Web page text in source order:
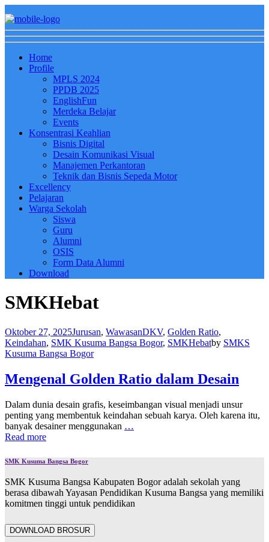
Home
Profile
MPLS 2024
PPDB 2025
EnglishFun
Merdeka Belajar
Events
Konsentrasi Keahlian
Bisnis Digital
Desain Komunikasi Visual
Manajemen Perkantoran
Teknik dan Bisnis Sepeda Motor
Excellency
Pelajaran
Warga Sekolah
Siswa
Guru
Alumni
OSIS
Form Data Alumni
Download
SMKHebat
Oktober 27, 2025Jurusan, WawasanDKV, Golden Ratio,
Keindahan, SMK Kusuma Bangsa Bogor, SMKHebatby SMKS
Kusuma Bangsa Bogor
Mengenal Golden Ratio dalam Desain
Dalam dunia desain grafis, keseimbangan visual menjadi unsur
penting yang membentuk keindahan sebuah karya. Oleh karena itu,
banyak desainer menggunakan …
Read more
SMK Kusuma Bangsa Bogor
SMK Kusuma Bangsa Kabupaten Bogor adalah sekolah yang
berasa dibawah Yayasan Pendidikan Kusuma Bangsa yang memiliki
komitmen tinggi untuk pendidikan
DOWNLOAD BROSUR